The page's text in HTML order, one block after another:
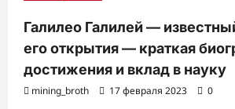
Галилео Галилей —
его открытия — краткая
достижения и вклад в науку
mining_broth 17 февраля 2023 0